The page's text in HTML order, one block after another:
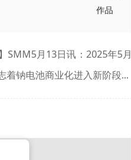
作品
SMM5月13日讯：2025年5月
着钠电池商业化进入新阶段...